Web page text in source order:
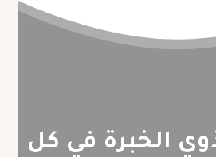
الخبرة في كل